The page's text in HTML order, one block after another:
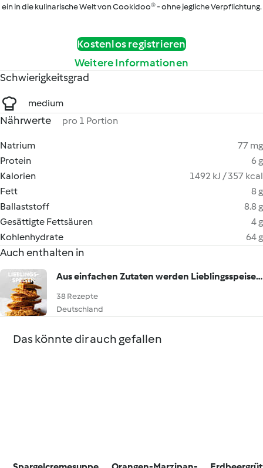
ein in die kulinarische Welt von Cookidoo® - ohne jegliche Verpflichtung.
Kostenlos registrieren
Weitere Informationen
Schwierigkeitsgrad
medium
Nährwerte pro 1 Portion
Natrium
77 mg
Protein
6 g
Kalorien
1492 kJ / 357 kcal
Fett
8 g
Ballaststoff
8.8 g
Gesättigte Fettsäuren
4 g
Kohlenhydrate
64 g
Auch enthalten in
Aus einfachen Zutaten werden Lieblingsspeisen!
38 Rezepte
Deutschland
Das könnte dir auch gefallen